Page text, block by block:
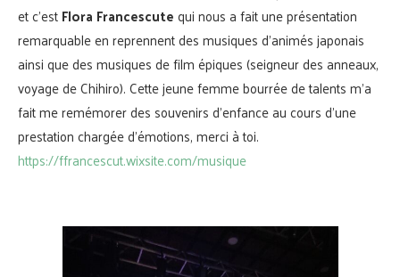
et c’estFlora Francescutequi nous a fait une présentation
remarquable en reprennent des musiques d’animés japonais
ainsi que des musiques de film épiques (seigneur des anneaux,
voyage de Chihiro). Cette jeune femme bourrée de talents m’a
fait me remémorer des souvenirs d’enfance au cours d’une
prestation chargée d’émotions, merci à toi.
https://ffrancescut.wixsite.com/musique